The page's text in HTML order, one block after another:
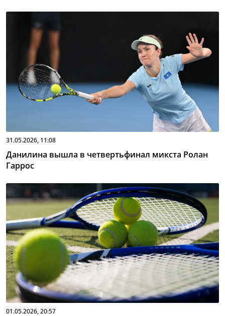
31.05.2026, 11:08
Данилина вышла в четвертьфинал микста Ролан
Гаррос
01.05.2026, 20:57